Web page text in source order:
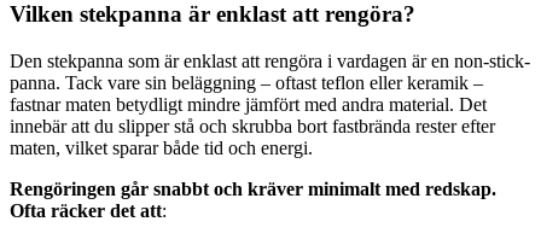
Vilken stekpanna är enklast att rengöra?
Den stekpanna som är enklast att rengöra i vardagen är en non-stick-
panna. Tack vare sin beläggning – oftast teflon eller keramik –
fastnar maten betydligt mindre jämfört med andra material. Det
innebär att du slipper stå och skrubba bort fastbrända rester efter
maten, vilket sparar både tid och energi.
Rengöringen går snabbt och kräver minimalt med redskap.
Ofta räcker det att: